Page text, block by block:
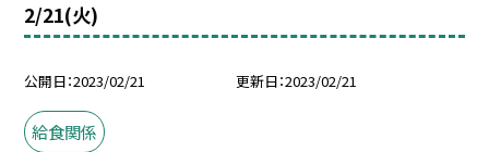
2/21(火)
公開日 2023/02/21 更新日 2023/02/21
給食関係